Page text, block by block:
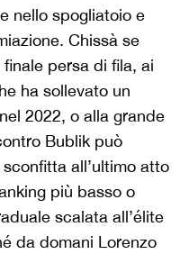
nello spogliatoio e
Chissà se
persa di fila, ai
ha sollevato un
2022, o alla grande
Bublik può
all’ultimo atto
più basso o
scalata all’élite
da domani Lorenzo